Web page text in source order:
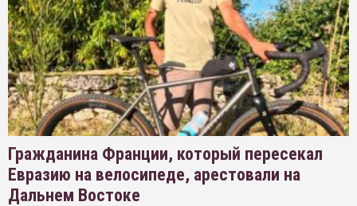
Гражданина Франции, который пересекал
Евразию на велосипеде, арестовали на
Дальнем Востоке